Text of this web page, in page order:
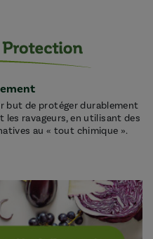
but de protéger durablement
les ravageurs, en utilisant des
au « tout chimique ».